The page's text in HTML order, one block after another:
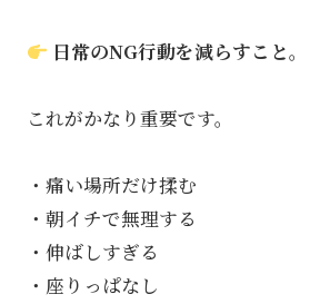
日常のNG行動を減らすこと。
これがかなり重要です。
・痛い場所だけ揉む
・朝イチで無理する
・伸ばしすぎる
・座りっぱなし